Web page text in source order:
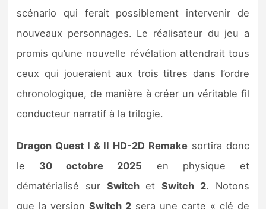
scénario qui ferait possiblement intervenir de
nouveaux personnages. Le réalisateur du jeu a
promis qu’une nouvelle révélation attendrait tous
ceux qui joueraient aux trois titres dans l’ordre
chronologique, de manière à créer un véritable fil
conducteur narratif à la trilogie.
Dragon Quest I & II HD-2D Remake sortira donc
le 30 octobre 2025 en physique et
dématérialisé sur SwitchetSwitch 2. Notons
que la versionSwitch 2 sera une carte « clé de